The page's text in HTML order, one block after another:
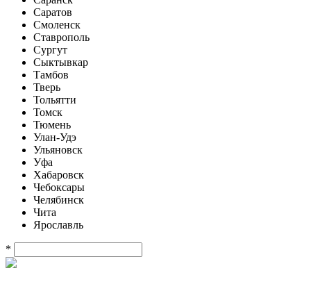
Саратов
Смоленск
Ставрополь
Сургут
Сыктывкар
Тамбов
Тверь
Тольятти
Томск
Тюмень
Улан-Удэ
Ульяновск
Уфа
Хабаровск
Чебоксары
Челябинск
Чита
Ярославль
*